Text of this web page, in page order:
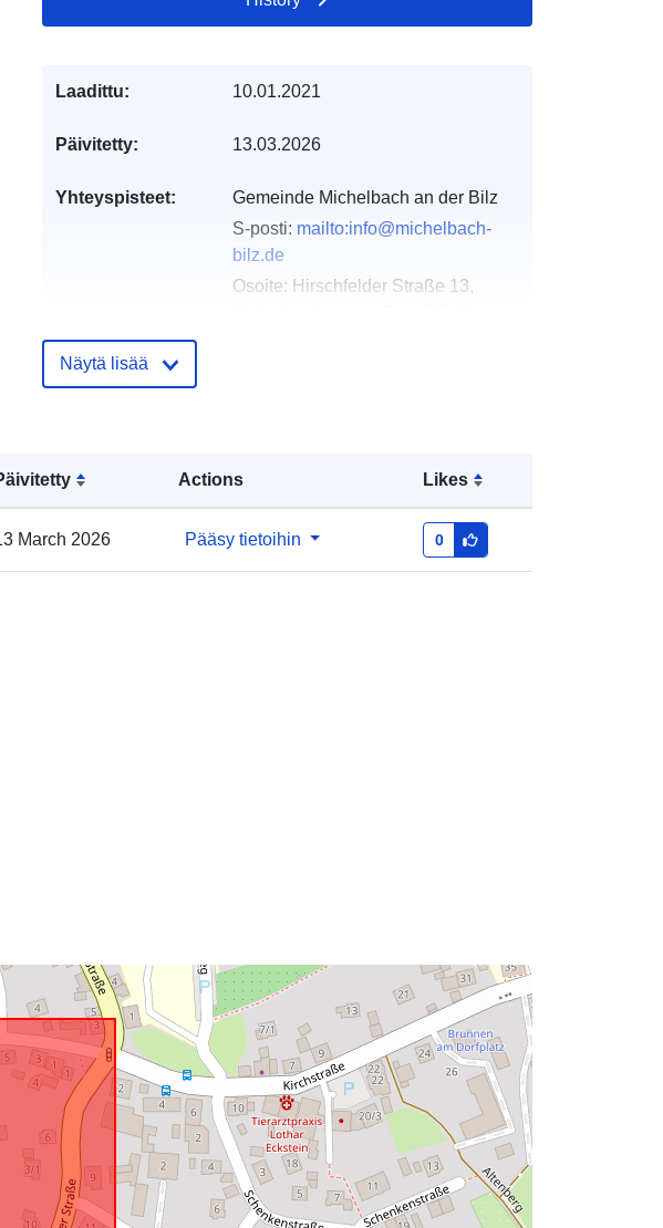
Actions Likes
March 2026 Pääsy tietoihin 0
Laadittu: 10.01.2021
Päivitetty: 13.03.2026
Yhteyspisteet:
Gemeinde Michelbach an der Bilz
S-posti: mailto:info@michelbach-
bilz.de
Osoite: Hirschfelder Straße 13,
koskeva rekisteri:
February 2024
Päivitetty data.europa.eu: 25 July
2026
c9faa4acb190
Näytä lisää